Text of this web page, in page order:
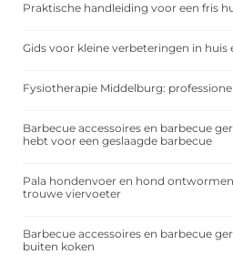
Praktische handleiding voor een fris
Gids voor kleine verbeteringen in huis
Fysiotherapie Middelburg:
Barbecue accessoires en barbecue
hebt voor een geslaagde barbecue
Pala hondenvoer en hond
trouwe viervoeter
Barbecue accessoires en barbecue
buiten koken